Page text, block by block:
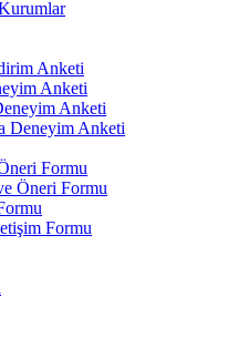
Anketi
Anketi
Anketi
Deneyim Anketi
Formu
Öneri Formu
Formu